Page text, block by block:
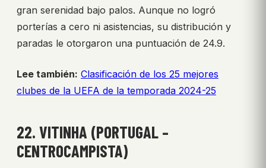
gran serenidad bajo palos. Aunque no logró
porterías a cero ni asistencias, su distribución y
paradas le otorgaron una puntuación de 24.9.
Lee también: Clasificación de los 25 mejores
clubes de la UEFA de la temporada 2024-25
22. VITINHA (PORTUGAL –
CENTROCAMPISTA)